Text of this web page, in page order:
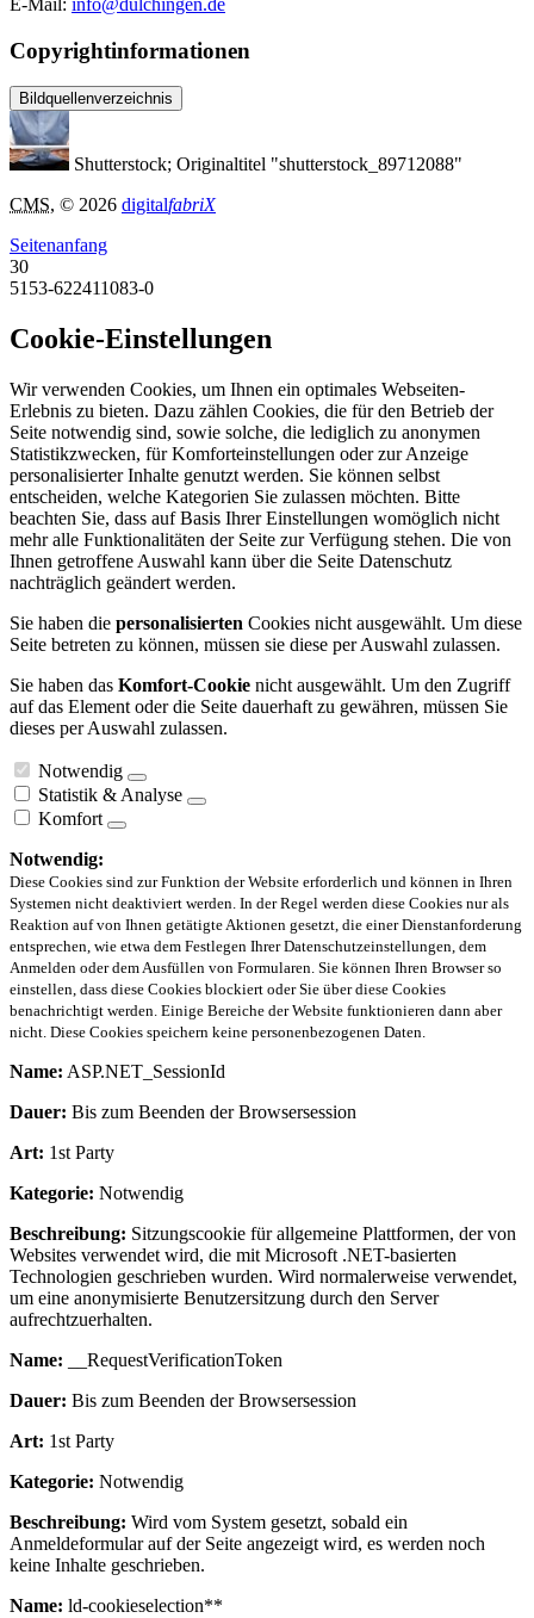
Copyrightinformationen
Bildquellenverzeichnis
Shutterstock; Originaltitel "shutterstock_89712088"
CMS, © 2026 digitalfabriX
Seitenanfang
30
5153-622411083-0
Cookie-Einstellungen
Wir verwenden Cookies, um Ihnen ein optimales Webseiten-
Erlebnis zu bieten. Dazu zählen Cookies, die für den Betrieb der
Seite notwendig sind, sowie solche, die lediglich zu anonymen
Statistikzwecken, für Komforteinstellungen oder zur Anzeige
personalisierter Inhalte genutzt werden. Sie können selbst
entscheiden, welche Kategorien Sie zulassen möchten. Bitte
beachten Sie, dass auf Basis Ihrer Einstellungen womöglich nicht
mehr alle Funktionalitäten der Seite zur Verfügung stehen. Die von
Ihnen getroffene Auswahl kann über die Seite Datenschutz
nachträglich geändert werden.
Sie haben die personalisierten Cookies nicht ausgewählt. Um diese
Seite betreten zu können, müssen sie diese per Auswahl zulassen.
Sie haben das Komfort-Cookie nicht ausgewählt. Um den Zugriff
auf das Element oder die Seite dauerhaft zu gewähren, müssen Sie
dieses per Auswahl zulassen.
Notwendig
Statistik & Analyse
Komfort
Notwendig:
Diese Cookies sind zur Funktion der Website erforderlich und können in Ihren
Systemen nicht deaktiviert werden. In der Regel werden diese Cookies nur als
Reaktion auf von Ihnen getätigte Aktionen gesetzt, die einer Dienstanforderung
entsprechen, wie etwa dem Festlegen Ihrer Datenschutzeinstellungen, dem
Anmelden oder dem Ausfüllen von Formularen. Sie können Ihren Browser so
einstellen, dass diese Cookies blockiert oder Sie über diese Cookies
benachrichtigt werden. Einige Bereiche der Website funktionieren dann aber
nicht. Diese Cookies speichern keine personenbezogenen Daten.
Name: ASP.NET_SessionId
Dauer: Bis zum Beenden der Browsersession
Art: 1st Party
Kategorie: Notwendig
Beschreibung: Sitzungscookie für allgemeine Plattformen, der von
Websites verwendet wird, die mit Microsoft .NET-basierten
Technologien geschrieben wurden. Wird normalerweise verwendet,
um eine anonymisierte Benutzersitzung durch den Server
aufrechtzuerhalten.
Name: __RequestVerificationToken
Dauer: Bis zum Beenden der Browsersession
Art: 1st Party
Kategorie: Notwendig
Beschreibung: Wird vom System gesetzt, sobald ein
Anmeldeformular auf der Seite angezeigt wird, es werden noch
keine Inhalte geschrieben.
Name: ld-cookieselection**